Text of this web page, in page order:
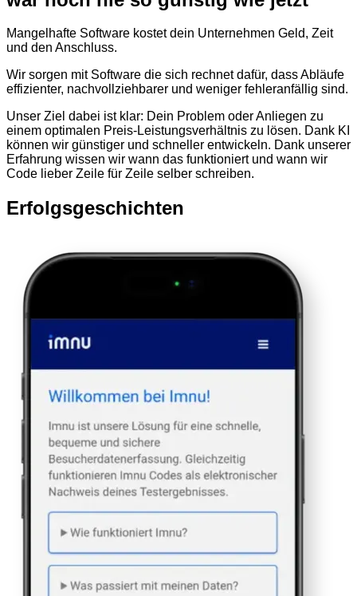
Mangelhafte Software kostet dein Unternehmen Geld, Zeit
und den Anschluss.
Wir sorgen mit Software die sich rechnet dafür, dass Abläufe
effizienter, nachvollziehbarer und weniger fehleranfällig sind.
Unser Ziel dabei ist klar: Dein Problem oder Anliegen zu
einem optimalen Preis-Leistungsverhältnis zu lösen. Dank KI
können wir günstiger und schneller entwickeln. Dank unserer
Erfahrung wissen wir wann das funktioniert und wann wir
Code lieber Zeile für Zeile selber schreiben.
Erfolgsgeschichten